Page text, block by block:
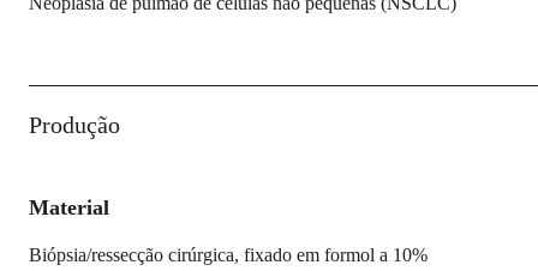
Produção
Material
Biópsia/ressecção cirúrgica, fixado em formol a 10%